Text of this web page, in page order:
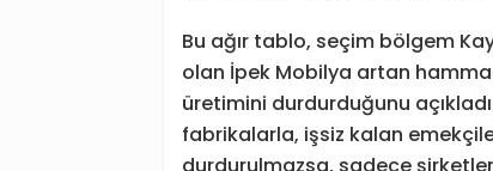
Bu ağır tablo, seçim bölgem
olan İpek Mobilya artan
üretimini durdurduğunu
fabrikalarla, işsiz kalan
durdurulmazsa, sadece